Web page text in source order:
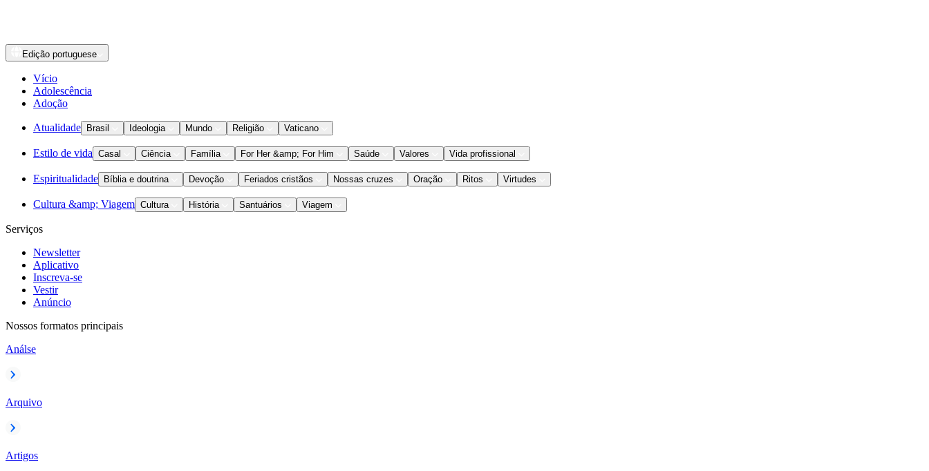
Edição portuguese
Vício
Adolescência
Adoção
Atualidade Brasil Ideologia Mundo Religião Vaticano
Estilo de vida Casal Ciência Família For Her &amp; For Him Saúde Valores Vida profissional
Espiritualidade Bíblia e doutrina Devoção Feriados cristãos Nossas cruzes Oração Ritos Virtudes
Cultura &amp; Viagem Cultura História Santuários Viagem
Serviços
Newsletter
Aplicativo
Inscreva-se
Vestir
Anúncio
Nossos formatos principais
Análse
Arquivo
Artigos